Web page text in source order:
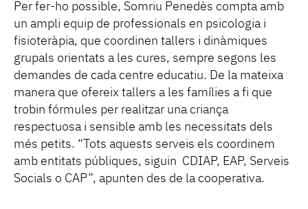
Per fer-ho possible, Somriu Penedès compta amb
un ampli equip de professionals en psicologia i
fisioteràpia, que coordinen tallers i dinàmiques
grupals orientats a les cures, sempre segons les
demandes de cada centre educatiu. De la mateixa
manera que ofereix tallers a les famílies a fi que
trobin fórmules per realitzar una criança
respectuosa i sensible amb les necessitats dels
més petits. “Tots aquests serveis els coordinem
amb entitats públiques, siguin CDIAP, EAP, Serveis
Socials o CAP”, apunten des de la cooperativa.